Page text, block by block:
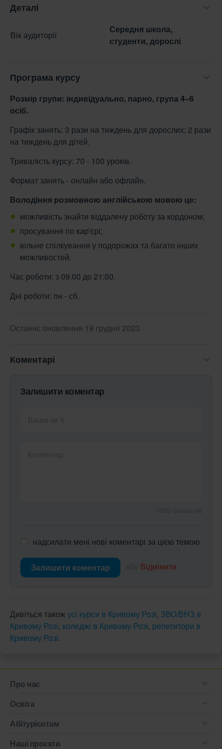
Деталі
Вік аудиторії
Середня школа,
студенти, дорослі
Програма курсу
Розмір групи: індивідуально, парно, група 4–6
осіб.
Графік занять: 3 рази на тиждень для дорослих; 2 рази
на тиждень для дітей.
Тривалість курсу: 70 - 100 уроків.
Формат занять - онлайн або офлайн.
Володіння розмовною англійською мовою це:
можливість знайти віддалену роботу за кордоном;
просування по кар'єрі;
вільне спілкування у подорожах та багато інших
можливостей.
Час роботи: з 09.00 до 21:00.
Дні роботи: пн - сб.
Останнє оновлення 19 грудня 2023
Коментарі
Залишити коментар
надсилати мені нові коментарі за цією темою
Залишити коментар Відмінити
Дивіться також усі курси в Кривому Розі, ЗВО/ВНЗ в
Кривому Розі, коледжі в Кривому Розі, репетитори в
Кривому Розі.
Про нас
Освіта
Абітурієнтам
Наші проєкти